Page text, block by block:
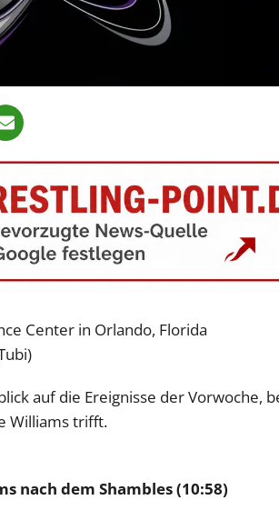
Center in Orlando, Florida
auf die Ereignisse der Vorwoche,
Williams trifft.
nach dem Shambles (10:58)